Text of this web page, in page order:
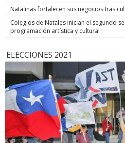
Natalinas fortalecen sus negocios tras
Colegios de Natales inician el segundo
programación artística y cultural
ELECCIONES 2021